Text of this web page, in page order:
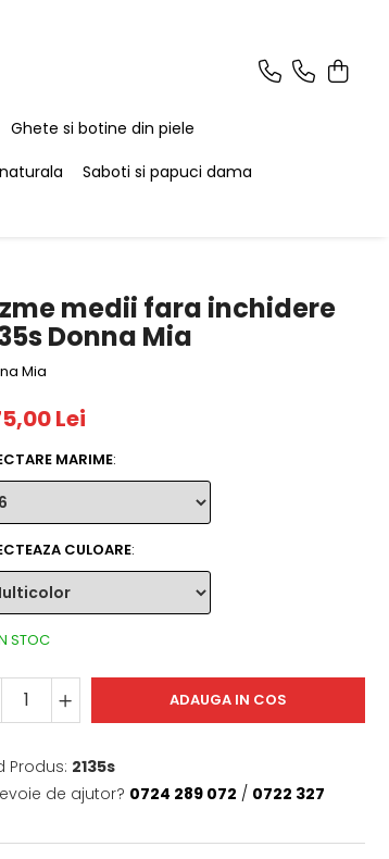
Ghete si botine din piele
Saboti si papuci dama
medii fara inchidere
Donna Mia
Mia
Lei
MARIME:
CULOARE:
STOC
ADAUGA IN COS
Produs: 2135s
de ajutor? 0724 289 072 / 0722 327